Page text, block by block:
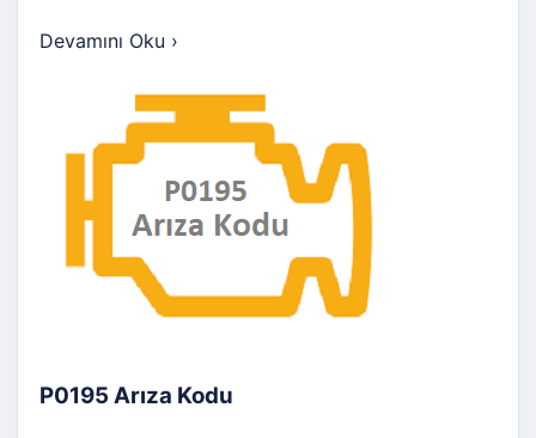
Devamını Oku ›
P0195 Arıza Kodu